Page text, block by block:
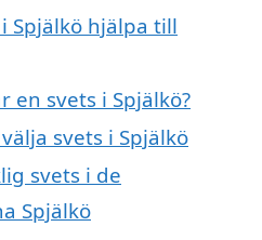
Spjälkö hjälpa till
en svets i Spjälkö?
svets i Spjälkö
svets i de
Spjälkö